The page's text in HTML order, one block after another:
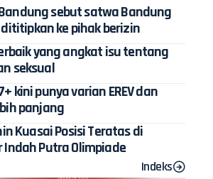
sebut satwa Bandung
dititipkan ke pihak berizin
yang angkat isu tentang
seksual
kini punya varian EREV dan
panjang
Kuasai Posisi Teratas di
Indah Putra Olimpiade
Indeks